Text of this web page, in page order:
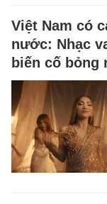
Việt Nam có
nước: Nhạc
biến cố bỏng